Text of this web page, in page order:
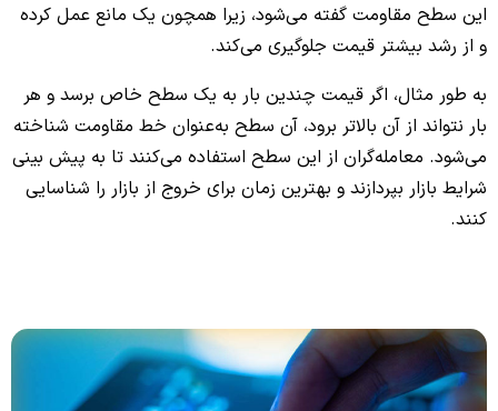
این سطح مقاومت گفته می‌شود، زیرا همچون یک مانع عمل کرده
و از رشد بیشتر قیمت جلوگیری می‌کند.
به طور مثال، اگر قیمت چندین بار به یک سطح خاص برسد و هر
بار نتواند از آن بالاتر برود، آن سطح به‌عنوان خط مقاومت شناخته
می‌شود. معامله‌گران از این سطح استفاده می‌کنند تا به پیش بینی
شرایط بازار بپردازند و بهترین زمان برای خروج از بازار را شناسایی
کنند.